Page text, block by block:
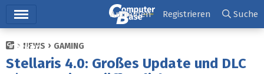
Ticker
Anmelden Registrieren Suche
NEWS GAMING
Stellaris 4.0: Großes Update und DLC